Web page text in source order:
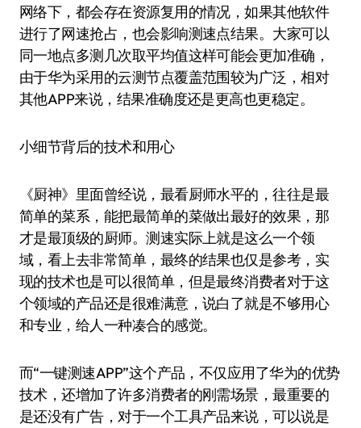
网络下，都会存在资源复用的情况，如果其他软件
进行了网速抢占，也会影响测速点结果。大家可以
同一地点多测几次取平均值这样可能会更加准确，
由于华为采用的云测节点覆盖范围较为广泛，相对
其他APP来说，结果准确度还是更高也更稳定。
小细节背后的技术和用心
《厨神》里面曾经说，最看厨师水平的，往往是最
简单的菜系，能把最简单的菜做出最好的效果，那
才是最顶级的厨师。测速实际上就是这么一个领
域，看上去非常简单，最终的结果也仅是参考，实
现的技术也是可以很简单，但是最终消费者对于这
个领域的产品还是很难满意，说白了就是不够用心
和专业，给人一种凑合的感觉。
而“一键测速APP”这个产品，不仅应用了华为的优势
技术，还增加了许多消费者的刚需场景，最重要的
是还没有广告，对于一个工具产品来说，可以说是